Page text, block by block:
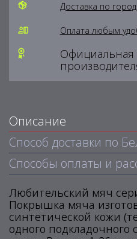
Доставка по
Оплата любым
Официальная
Описание
Способ доставки по
Способы оплаты и
Любительский мяч
Покрышка мяча
синтетической кожи
одного подкладочного